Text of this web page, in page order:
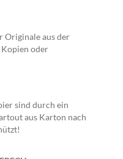
Originale aus der
Kopien oder
sind durch ein
aus Karton nach